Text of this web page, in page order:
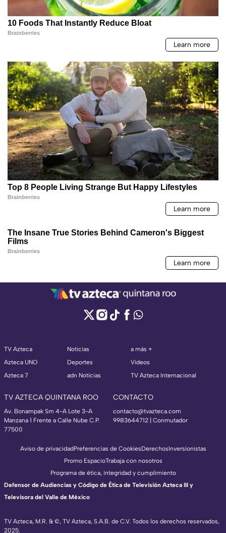
TV Azteca
Azteca UNO
Azteca 7
Noticias
Deportes
adn Noticias
a más +
Videos
TV Azteca Internacional
TV AZTECA QUINTANA ROO
Av. Bonampak Sm 4-A Lote 3-A
Manzana 1 Frente a Calle Nube C.P.
77500
CONTACTO
contacto@tvazteca.com
9983644712 | Conmutador
TV Azteca, M.R. & ©, TV Azteca, S.A.B. de C.V. Todos los derechos reservados,
2025.
Aviso de privacidadPreferencias de CookiesDerechosInversionistas
Promo EspacioTrabaja con nosotros
Programa de ética, integridad y cumplimiento
Defensor de Audiencias y Código de Ética de Televisión Azteca III y
Televisora del Valle de México